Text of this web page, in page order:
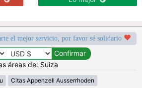
el mejor servicio, por favor sé solidario
áreas de: Suiza
Citas Appenzell Ausserrhoden